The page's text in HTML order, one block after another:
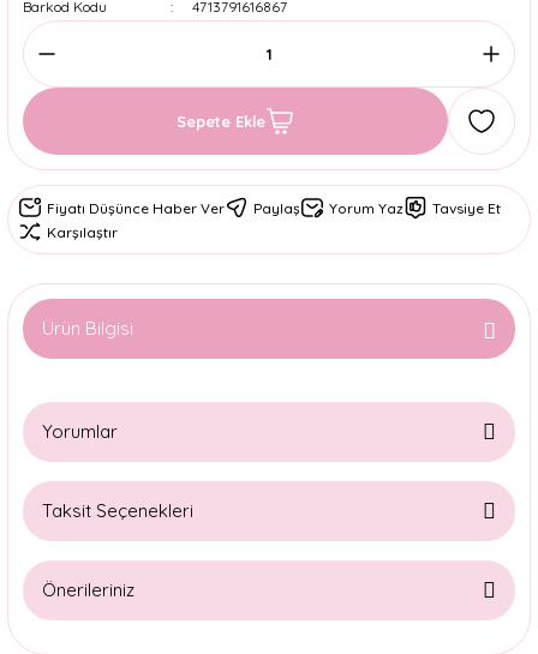
Barkod Kodu
4713791616867
Sepete Ekle
Fiyatı Düşünce Haber Ver Paylaş Yorum Yaz
Tavsiye Et
Karşılaştır
Ürün Bilgisi
Yorumlar
Taksit Seçenekleri
Önerileriniz